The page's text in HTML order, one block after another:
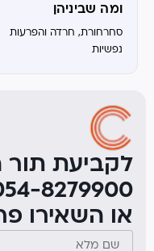
ומה שביניהן
סחרחורת, חרדה והפרעות
נפשיות
לקביעת
8279900
או השאירו